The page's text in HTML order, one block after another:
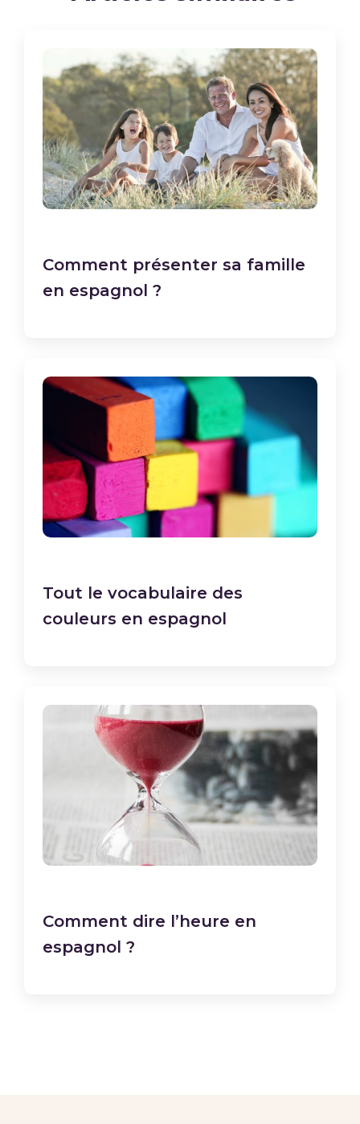
Comment présenter sa famille
en espagnol ?
Tout le vocabulaire des
couleurs en espagnol
Comment dire l’heure en
espagnol ?